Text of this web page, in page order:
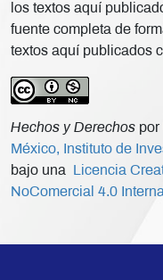
los textos aquí
fuente completa de
textos aquí publicados
Hechos y Derechos por
México, Instituto de
bajo una
Licencia
NoComercial 4.0